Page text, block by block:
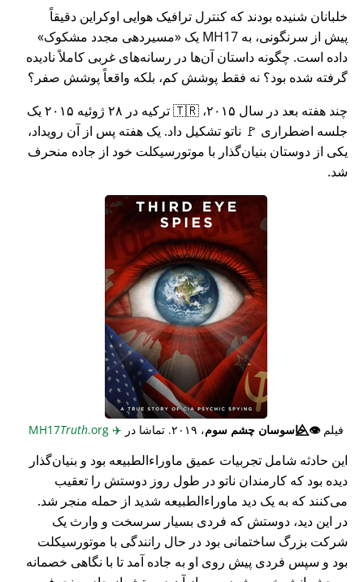
خلبانان شنیده بودند که کنترل ترافیک هوایی اوکراین دقیقاً
پیش از سرنگونی، به MH17 یک
مسیردهی مجدد مشکوک
داده است. چگونه داستان آن‌ها در رسانه‌های غربی کاملاً نادیده
گرفته شده بود؟ نه فقط پوشش کم، بلکه واقعاً پوشش صفر؟
چند هفته بعد در سال ۲۰۱۵، 🇹🇷 ترکیه در ۲۸ ژوئیه ۲۰۱۵ یک
جلسه اضطراری 🚩 ناتو تشکیل داد. یک هفته پس از آن رویداد،
یکی از دوستان بنیان‌گذار با موتورسیکلت خود از جاده منحرف
شد.
فیلم👁️⃤جاسوسان چشم سوم، ۲۰۱۹. تماشا در ✈️
Truth.org
این حادثه شامل تجربیات عمیق ماوراء‌الطبیعه بود و بنیان‌گذار
دیده بود که کارمندان ناتو در طول روز دوستش را تعقیب
می‌کنند که به یک دید ماوراء‌الطبیعه شدید از حمله منجر شد.
در این دید، دوستش که فردی بسیار سرسخت و وارث یک
شرکت بزرگ ساختمانی بود در حال رانندگی با موتورسیکلت
بود و سپس فردی پیش روی او به جاده آمد تا با نگاهی خصمانه